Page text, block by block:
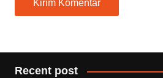
Recent post